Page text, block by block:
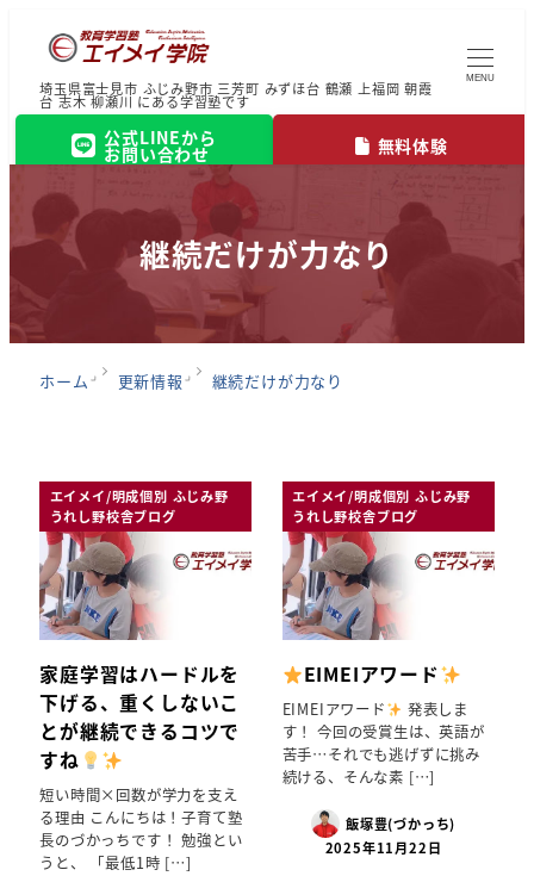
埼玉県富士見市 ふじみ野市 三芳町 みずほ台 鶴瀬 上福岡 朝霞
台 志木 柳瀬川 にある学習塾です
公式LINEから
お問い合わせ 無料体験
MENU
継続だけが力なり
ホーム 更新情報 継続だけが力なり
エイメイ/明成個別 ふじみ野
うれし野校舎ブログ
家庭学習はハードルを
下げる、重くしないこ
とが継続できるコツで
すね
短い時間×回数が学力を支え
る理由 こんにちは！子育て塾
長のづかっちです！ 勉強とい
うと、 「最低1時 […]
エイメイ/明成個別 ふじみ野
うれし野校舎ブログ
EIMEIアワード
EIMEIアワード
発表しま
す！ 今回の受賞生は、英語が
苦手…それでも逃げずに挑み
続ける、そんな素 […]
飯塚豊(づかっち)
2025年11月22日